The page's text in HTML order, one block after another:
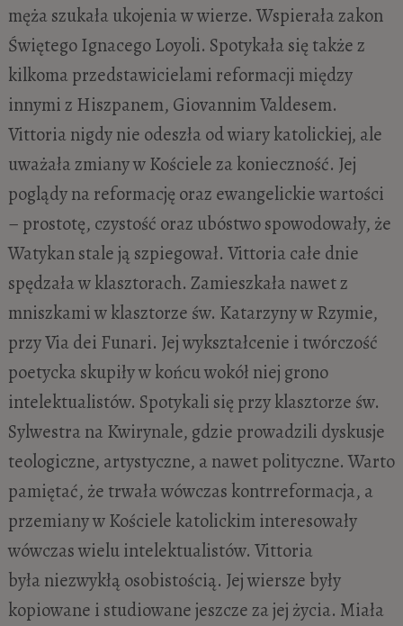
męża szukała ukojenia w wierze. Wspierała zakon
Świętego Ignacego Loyoli. Spotykała się także z
kilkoma przedstawicielami reformacji między
innymi z Hiszpanem, Giovannim Valdesem.
Vittoria nigdy nie odeszła od wiary katolickiej, ale
uważała zmiany w Kościele za konieczność. Jej
poglądy na reformację oraz ewangelickie wartości
– prostotę, czystość oraz ubóstwo spowodowały, że
Watykan stale ją szpiegował. Vittoria całe dnie
spędzała w klasztorach. Zamieszkała nawet z
mniszkami w klasztorze św. Katarzyny w Rzymie,
przy Via dei Funari. Jej wykształcenie i twórczość
poetycka skupiły w końcu wokół niej grono
intelektualistów. Spotykali się przy klasztorze św.
Sylwestra na Kwirynale, gdzie prowadzili dyskusje
teologiczne, artystyczne, a nawet polityczne. Warto
pamiętać, że trwała wówczas kontrreformacja, a
przemiany w Kościele katolickim interesowały
wówczas wielu intelektualistów. Vittoria
była niezwykłą osobistością. Jej wiersze były
kopiowane i studiowane jeszcze za jej życia. Miała